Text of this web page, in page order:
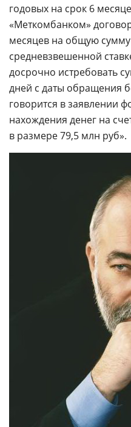
годовых на срок 6
«Меткомбанком»
месяцев на общую
средневзвешенной
досрочно истребовать
дней с даты обращения
говорится в заявлении
нахождения денег на
в размере 79,5 млн руб».